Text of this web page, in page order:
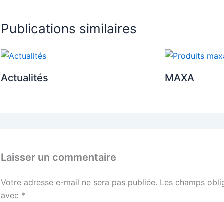
Publications similaires
Actualités MAXA
Laisser un commentaire
Votre adresse e-mail ne sera pas publiée. Les champs
avec *